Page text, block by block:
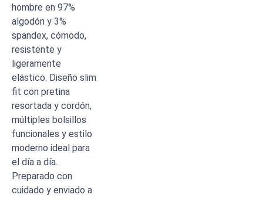
hombre en 97%
algodón y 3%
spandex, cómodo,
resistente y
ligeramente
elástico. Diseño slim
fit con pretina
resortada y cordón,
múltiples bolsillos
funcionales y estilo
moderno ideal para
el día a día.
Preparado con
cuidado y enviado a